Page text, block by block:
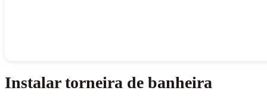
Instalar torneira de banheira